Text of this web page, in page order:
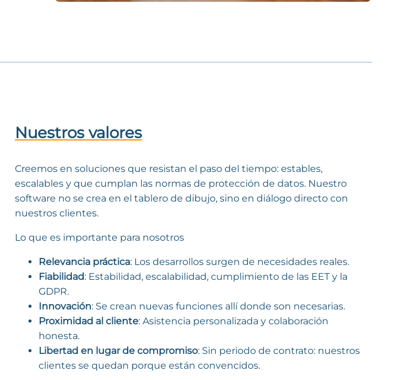
Nuestros valores
Creemos en soluciones que resistan el paso del tiempo: estables,
escalables y que cumplan las normas de protección de datos. Nuestro
software no se crea en el tablero de dibujo, sino en diálogo directo con
nuestros clientes.
Lo que es importante para nosotros
Relevancia práctica: Los desarrollos surgen de necesidades reales.
Fiabilidad: Estabilidad, escalabilidad, cumplimiento de las EET y la
GDPR.
Innovación: Se crean nuevas funciones allí donde son necesarias.
Proximidad al cliente: Asistencia personalizada y colaboración
honesta.
Libertad en lugar de compromiso: Sin periodo de contrato: nuestros
clientes se quedan porque están convencidos.